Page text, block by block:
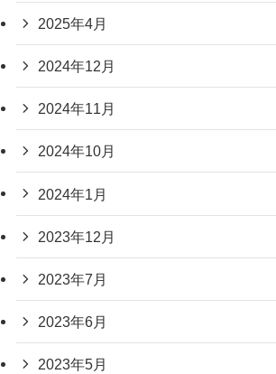
2025年4月
2024年12月
2024年11月
2024年10月
2024年1月
2023年12月
2023年7月
2023年6月
2023年5月